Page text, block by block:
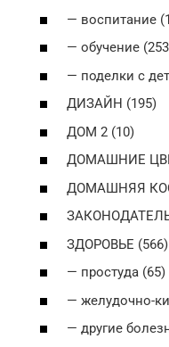
— воспитание
— обучение
— поделки с
ДИЗАЙН (195)
ДОМ 2 (10)
ДОМАШНИЕ
ДОМАШНЯЯ
ЗДОРОВЬЕ (566)
— простуда (65)
— желудочно-
— другие